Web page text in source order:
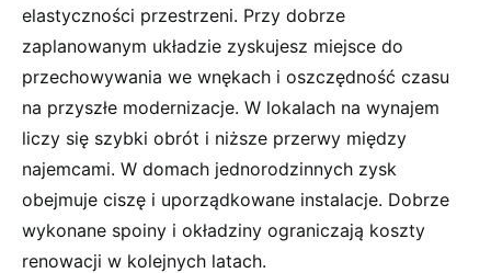
elastyczności przestrzeni. Przy dobrze
zaplanowanym układzie zyskujesz miejsce do
przechowywania we wnękach i oszczędność czasu
na przyszłe modernizacje. W lokalach na wynajem
liczy się szybki obrót i niższe przerwy między
najemcami. W domach jednorodzinnych zysk
obejmuje ciszę i uporządkowane instalacje. Dobrze
wykonane spoiny i okładziny ograniczają koszty
renowacji w kolejnych latach.